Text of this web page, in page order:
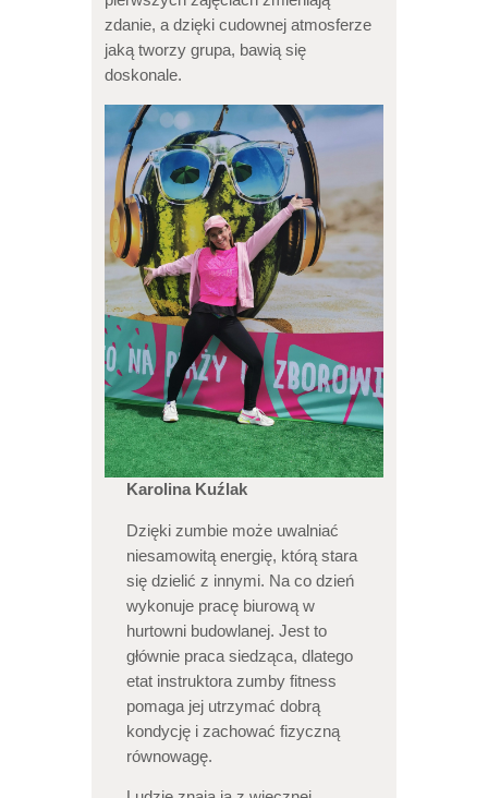
zdanie, a dzięki cudownej atmosferze
jaką tworzy grupa, bawią się
doskonale.
Karolina Kuźlak
Dzięki zumbie może uwalniać
niesamowitą energię, którą stara
się dzielić z innymi. Na co dzień
wykonuje pracę biurową w
hurtowni budowlanej. Jest to
głównie praca siedząca, dlatego
etat instruktora zumby fitness
pomaga jej utrzymać dobrą
kondycję i zachować fizyczną
równowagę.